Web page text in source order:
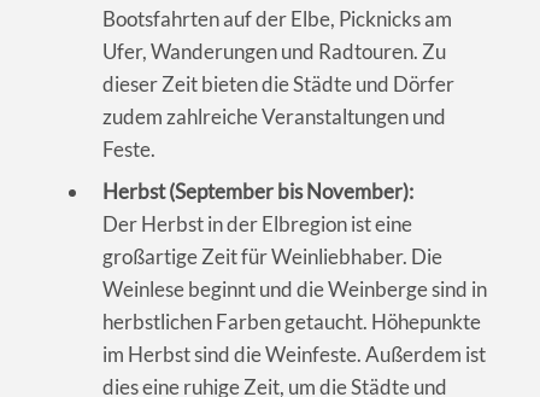
Bootsfahrten auf der Elbe, Picknicks am
Ufer, Wanderungen und Radtouren. Zu
dieser Zeit bieten die Städte und Dörfer
zudem zahlreiche Veranstaltungen und
Feste.
Herbst (September bis November):
Der Herbst in der Elbregion ist eine
großartige Zeit für Weinliebhaber. Die
Weinlese beginnt und die Weinberge sind in
herbstlichen Farben getaucht. Höhepunkte
im Herbst sind die Weinfeste. Außerdem ist
dies eine ruhige Zeit, um die Städte und